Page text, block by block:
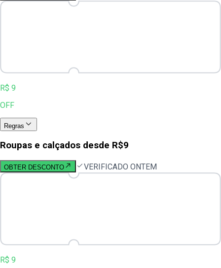
R$ 9
OFF
Regras
Roupas e calçados desde R$9
OBTER DESCONTO VERIFICADO ONTEM
R$ 9